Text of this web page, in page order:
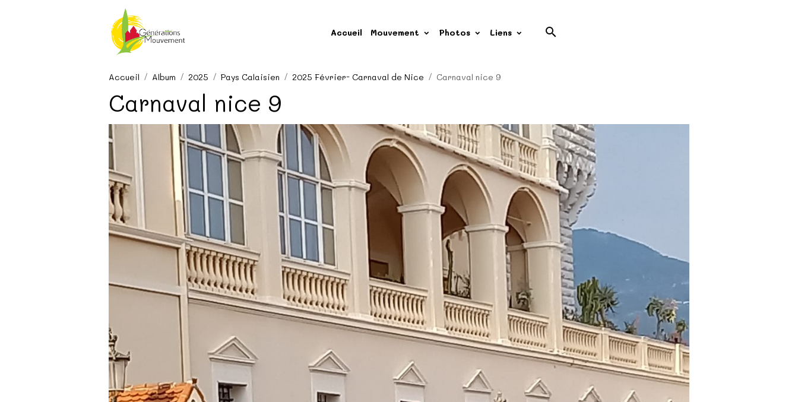
Accueil Mouvement Photos Liens
Accueil Album 2025 Pays Calaisien 2025 Février- Carnaval de Nice Carnaval nice 9
Carnaval nice 9